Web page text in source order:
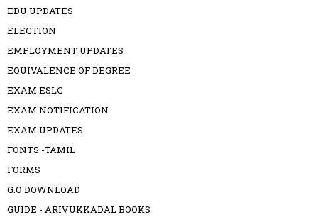
EDU UPDATES
ELECTION
EMPLOYMENT UPDATES
EQUIVALENCE OF DEGREE
EXAM ESLC
EXAM NOTIFICATION
EXAM UPDATES
FONTS -TAMIL
FORMS
G.O DOWNLOAD
GUIDE - ARIVUKKADAL BOOKS